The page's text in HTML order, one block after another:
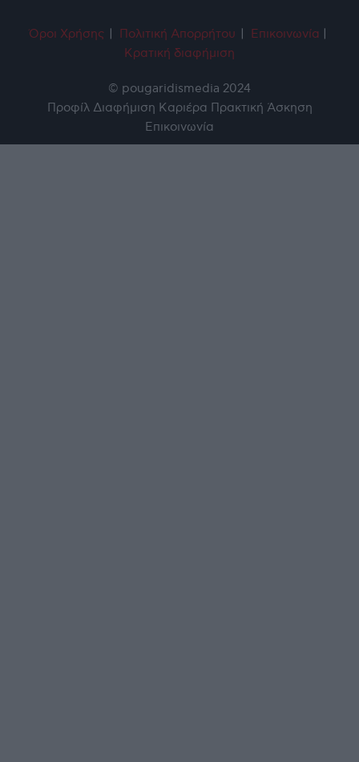
Όροι Χρήσης Πολιτική Απορρήτου Επικοινωνία
Κρατική διαφήμιση
© pougaridismedia 2024
Προφίλ Διαφήμιση Καριέρα Πρακτική Άσκηση
Επικοινωνία